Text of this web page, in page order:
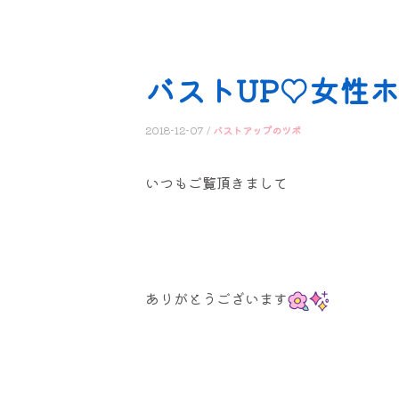
バストUP♡女性
2018-12-07 / バストアップのツボ
いつもご覧頂きまして
ありがとうございます